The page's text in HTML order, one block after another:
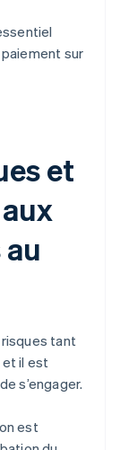
sur
et
tant
et il est
s’engager.
est